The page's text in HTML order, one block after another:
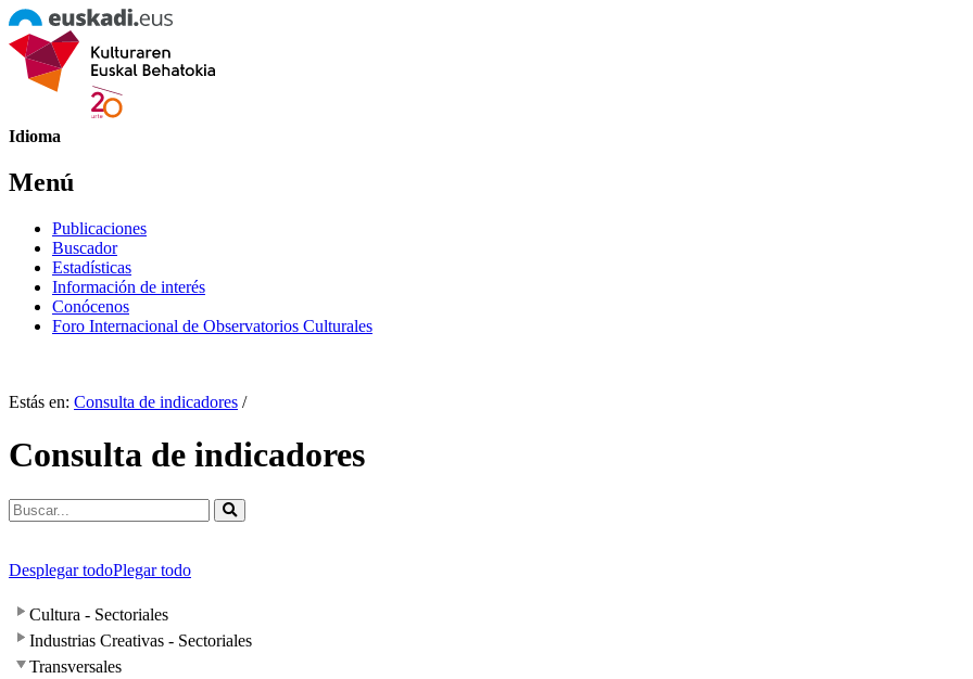
Idioma
Menú
Publicaciones
Buscador
Estadísticas
Información de interés
Conócenos
Foro Internacional de Observatorios Culturales
Estás en: Consulta de indicadores /
Consulta de indicadores
Desplegar todoPlegar todo
Cultura - Sectoriales
Industrias Creativas - Sectoriales
Transversales